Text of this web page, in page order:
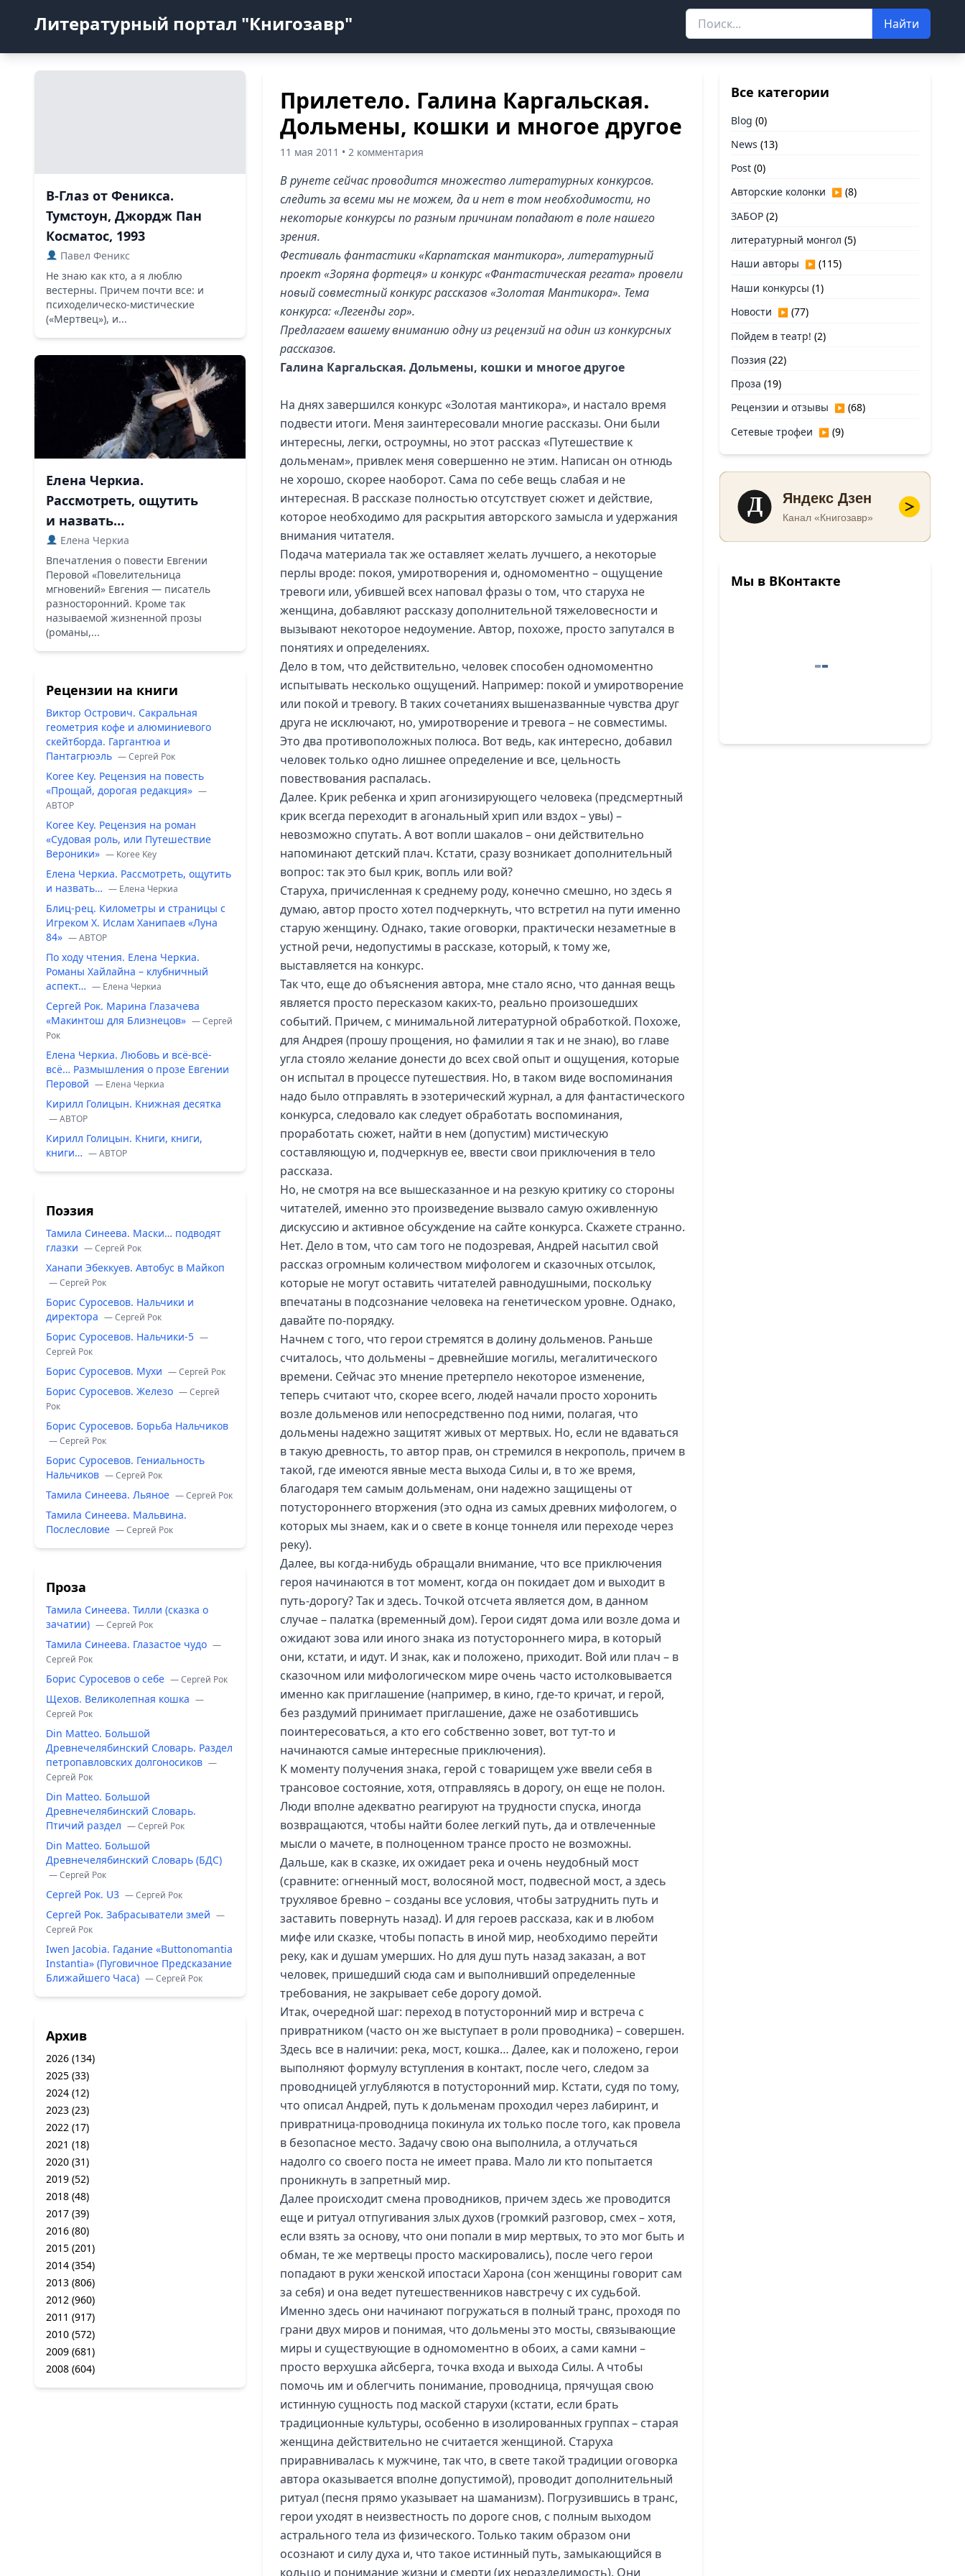
Литературный портал "Книгозавр" Найти
В-Глаз от Феникса.
Тумстоун, Джордж Пан
Косматос, 1993
Павел Феникс
Не знаю как кто, а я люблю
вестерны. Причем почти все: и
психоделическо-мистические
(«Мертвец»), и...
Елена Черкиа.
Рассмотреть, ощутить
и назвать…
Елена Черкиа
Впечатления о повести Евгении
Перовой «Повелительница
мгновений» Евгения — писатель
разносторонний. Кроме так
называемой жизненной прозы
(романы,...
Рецензии на книги
Виктор Острович. Сакральная
геометрия кофе и алюминиевого
скейтборда. Гаргантюа и
Пантагрюэль — Сергей Рок
Koree Key. Рецензия на повесть
«Прощай, дорогая редакция» —
ABTOP
Koree Key. Рецензия на роман
«Судовая роль, или Путешествие
Вероники» — Koree Key
Елена Черкиа. Рассмотреть, ощутить
и назвать… — Елена Черкиа
Блиц-рец. Километры и страницы с
Игреком Х. Ислам Ханипаев «Луна
84» — ABTOP
По ходу чтения. Елена Черкиа.
Романы Хайлайна – клубничный
аспект… — Елена Черкиа
Сергей Рок. Марина Глазачева
«Макинтош для Близнецов» — Сергей
Рок
Елена Черкиа. Любовь и всё-всё-
всё… Размышления о прозе Евгении
Перовой — Елена Черкиа
Кирилл Голицын. Книжная десятка
— ABTOP
Кирилл Голицын. Книги, книги,
книги… — ABTOP
Поэзия
Тамила Синеева. Маски… подводят
глазки — Сергей Рок
Ханапи Эбеккуев. Автобус в Майкоп
— Сергей Рок
Борис Суросевов. Нальчики и
директора — Сергей Рок
Борис Суросевов. Нальчики-5 —
Сергей Рок
Борис Суросевов. Мухи — Сергей Рок
Борис Суросевов. Железо — Сергей
Рок
Борис Суросевов. Борьба Нальчиков
— Сергей Рок
Борис Суросевов. Гениальность
Нальчиков — Сергей Рок
Тамила Синеева. Льяное — Сергей Рок
Тамила Синеева. Мальвина.
Послесловие — Сергей Рок
Проза
Тамила Синеева. Тилли (сказка о
зачатии) — Сергей Рок
Тамила Синеева. Глазастое чудо —
Сергей Рок
Борис Суросевов о себе — Сергей Рок
Щехов. Великолепная кошка —
Сергей Рок
Din Matteo. Большой
Древнечелябинский Словарь. Раздел
петропавловских долгоносиков —
Сергей Рок
Din Matteo. Большой
Древнечелябинский Словарь.
Птичий раздел — Сергей Рок
Din Matteo. Большой
Древнечелябинский Словарь (БДС)
— Сергей Рок
Сергей Рок. U3 — Сергей Рок
Сергей Рок. Забрасыватели змей —
Сергей Рок
Iwen Jacobia. Гадание «Buttonomantia
Instantia» (Пуговичное Предсказание
Ближайшего Часа) — Сергей Рок
Архив
2026 (134)
2025 (33)
2024 (12)
2023 (23)
2022 (17)
2021 (18)
2020 (31)
2019 (52)
2018 (48)
2017 (39)
2016 (80)
2015 (201)
2014 (354)
2013 (806)
2012 (960)
2011 (917)
2010 (572)
2009 (681)
2008 (604)
Прилетело. Галина Каргальская.
Дольмены, кошки и многое другое
11 мая 2011 • 2 комментария
В рунете сейчас проводится множество литературных конкурсов.
следить за всеми мы не можем, да и нет в том необходимости, но
некоторые конкурсы по разным причинам попадают в поле нашего
зрения.
Фестиваль фантастики «Карпатская мантикора», литературный
проект «Зоряна фортеця» и конкурс «Фантастическая регата» провели
новый совместный конкурс рассказов «Золотая Мантикора». Тема
конкурса: «Легенды гор».
Предлагаем вашему вниманию одну из рецензий на один из конкурсных
рассказов.
Галина Каргальская. Дольмены, кошки и многое другое
На днях завершился конкурс «Золотая мантикора», и настало время
подвести итоги. Меня заинтересовали многие рассказы. Они были
интересны, легки, остроумны, но этот рассказ «Путешествие к
дольменам», привлек меня совершенно не этим. Написан он отнюдь
не хорошо, скорее наоборот. Сама по себе вещь слабая и не
интересная. В рассказе полностью отсутствует сюжет и действие,
которое необходимо для раскрытия авторского замысла и удержания
внимания читателя.
Подача материала так же оставляет желать лучшего, а некоторые
перлы вроде: покоя, умиротворения и, одномоментно – ощущение
тревоги или, убившей всех наповал фразы о том, что старуха не
женщина, добавляют рассказу дополнительной тяжеловесности и
вызывают некоторое недоумение. Автор, похоже, просто запутался в
понятиях и определениях.
Дело в том, что действительно, человек способен одномоментно
испытывать несколько ощущений. Например: покой и умиротворение
или покой и тревогу. В таких сочетаниях вышеназванные чувства друг
друга не исключают, но, умиротворение и тревога – не совместимы.
Это два противоположных полюса. Вот ведь, как интересно, добавил
человек только одно лишнее определение и все, цельность
повествования распалась.
Далее. Крик ребенка и хрип агонизирующего человека (предсмертный
крик всегда переходит в агональный хрип или вздох – увы) –
невозможно спутать. А вот вопли шакалов – они действительно
напоминают детский плач. Кстати, сразу возникает дополнительный
вопрос: так это был крик, вопль или вой?
Старуха, причисленная к среднему роду, конечно смешно, но здесь я
думаю, автор просто хотел подчеркнуть, что встретил на пути именно
старую женщину. Однако, такие оговорки, практически незаметные в
устной речи, недопустимы в рассказе, который, к тому же,
выставляется на конкурс.
Так что, еще до объяснения автора, мне стало ясно, что данная вещь
является просто пересказом каких-то, реально произошедших
событий. Причем, с минимальной литературной обработкой. Похоже,
для Андрея (прошу прощения, но фамилии я так и не знаю), во главе
угла стояло желание донести до всех свой опыт и ощущения, которые
он испытал в процессе путешествия. Но, в таком виде воспоминания
надо было отправлять в эзотерический журнал, а для фантастического
конкурса, следовало как следует обработать воспоминания,
проработать сюжет, найти в нем (допустим) мистическую
составляющую и, подчеркнув ее, ввести свои приключения в тело
рассказа.
Но, не смотря на все вышесказанное и на резкую критику со стороны
читателей, именно это произведение вызвало самую оживленную
дискуссию и активное обсуждение на сайте конкурса. Скажете странно.
Нет. Дело в том, что сам того не подозревая, Андрей насытил свой
рассказ огромным количеством мифологем и сказочных отсылок,
которые не могут оставить читателей равнодушными, поскольку
впечатаны в подсознание человека на генетическом уровне. Однако,
давайте по-порядку.
Начнем с того, что герои стремятся в долину дольменов. Раньше
считалось, что дольмены – древнейшие могилы, мегалитического
времени. Сейчас это мнение претерпело некоторое изменение,
теперь считают что, скорее всего, людей начали просто хоронить
возле дольменов или непосредственно под ними, полагая, что
дольмены надежно защитят живых от мертвых. Но, если не вдаваться
в такую древность, то автор прав, он стремился в некрополь, причем в
такой, где имеются явные места выхода Силы и, в то же время,
благодаря тем самым дольменам, они надежно защищены от
потустороннего вторжения (это одна из самых древних мифологем, о
которых мы знаем, как и о свете в конце тоннеля или переходе через
реку).
Далее, вы когда-нибудь обращали внимание, что все приключения
героя начинаются в тот момент, когда он покидает дом и выходит в
путь-дорогу? Так и здесь. Точкой отсчета является дом, в данном
случае – палатка (временный дом). Герои сидят дома или возле дома и
ожидают зова или иного знака из потустороннего мира, в который
они, кстати, и идут. И знак, как и положено, приходит. Вой или плач – в
сказочном или мифологическом мире очень часто истолковывается
именно как приглашение (например, в кино, где-то кричат, и герой,
без раздумий принимает приглашение, даже не озаботившись
поинтересоваться, а кто его собственно зовет, вот тут-то и
начинаются самые интересные приключения).
К моменту получения знака, герой с товарищем уже ввели себя в
трансовое состояние, хотя, отправляясь в дорогу, он еще не полон.
Люди вполне адекватно реагируют на трудности спуска, иногда
возвращаются, чтобы найти более легкий путь, да и отвлеченные
мысли о мачете, в полноценном трансе просто не возможны.
Дальше, как в сказке, их ожидает река и очень неудобный мост
(сравните: огненный мост, волосяной мост, подвесной мост, а здесь
трухлявое бревно – созданы все условия, чтобы затруднить путь и
заставить повернуть назад). И для героев рассказа, как и в любом
мифе или сказке, чтобы попасть в иной мир, необходимо перейти
реку, как и душам умерших. Но для душ путь назад заказан, а вот
человек, пришедший сюда сам и выполнивший определенные
требования, не закрывает себе дорогу домой.
Итак, очередной шаг: переход в потусторонний мир и встреча с
привратником (часто он же выступает в роли проводника) – совершен.
Здесь все в наличии: река, мост, кошка… Далее, как и положено, герои
выполняют формулу вступления в контакт, после чего, следом за
проводницей углубляются в потусторонний мир. Кстати, судя по тому,
что описал Андрей, путь к дольменам проходил через лабиринт, и
привратница-проводница покинула их только после того, как провела
в безопасное место. Задачу свою она выполнила, а отлучаться
надолго со своего поста не имеет права. Мало ли кто попытается
проникнуть в запретный мир.
Далее происходит смена проводников, причем здесь же проводится
еще и ритуал отпугивания злых духов (громкий разговор, смех – хотя,
если взять за основу, что они попали в мир мертвых, то это мог быть и
обман, те же мертвецы просто маскировались), после чего герои
попадают в руки женской ипостаси Харона (сон женщины говорит сам
за себя) и она ведет путешественников навстречу с их судьбой.
Именно здесь они начинают погружаться в полный транс, проходя по
грани двух миров и понимая, что дольмены это мосты, связывающие
миры и существующие в одномоментно в обоих, а сами камни –
просто верхушка айсберга, точка входа и выхода Силы. А чтобы
помочь им и облегчить понимание, проводница, прячущая свою
истинную сущность под маской старухи (кстати, если брать
традиционные культуры, особенно в изолированных группах – старая
женщина действительно не считается женщиной. Старуха
приравнивалась к мужчине, так что, в свете такой традиции оговорка
автора оказывается вполне допустимой), проводит дополнительный
ритуал (песня прямо указывает на шаманизм). Погрузившись в транс,
герои уходят в неизвестность по дороге снов, с полным выходом
астрального тела из физического. Только таким образом они
осознают и силу духа и, что такое истинный путь, замыкающийся в
кольцо и понимание жизни и смерти (их неразделимость). Они
Все категории
Blog (0)
News (13)
Post (0)
Авторские колонки ▶ (8)
ЗАБОР (2)
литературный монгол (5)
Наши авторы ▶ (115)
Наши конкурсы (1)
Новости ▶ (77)
Пойдем в театр! (2)
Поэзия (22)
Проза (19)
Рецензии и отзывы ▶ (68)
Сетевые трофеи ▶ (9)
Д Яндекс Дзен
Канал «Книгозавр»
Мы в ВКонтакте